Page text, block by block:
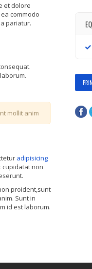
et dolore
commodo
pariatur.
mollit anim
adipisicing
cupidatat non
proident,sunt
Sunt in
id est laborum.